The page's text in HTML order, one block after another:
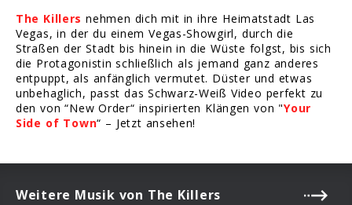
The Killers nehmen dich mit in ihre Heimatstadt Las
Vegas, in der du einem Vegas-Showgirl, durch die
Straßen der Stadt bis hinein in die Wüste folgst, bis sich
die Protagonistin schließlich als jemand ganz anderes
entpuppt, als anfänglich vermutet. Düster und etwas
unbehaglich, passt das Schwarz-Weiß Video perfekt zu
den von “New Order“ inspirierten Klängen von "Your
Side of Town“ – Jetzt ansehen!
Weitere Musik von The Killers